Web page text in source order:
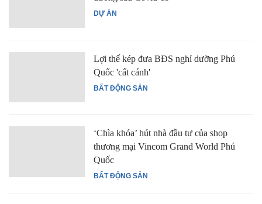
DỰ ÁN
BẤT ĐỘNG SẢN
Lợi thế kép đưa BĐS nghỉ dưỡng Phú
Quốc 'cất cánh'
BẤT ĐỘNG SẢN
‘Chìa khóa’ hút nhà đầu tư của shop
thương mại Vincom Grand World Phú
Quốc